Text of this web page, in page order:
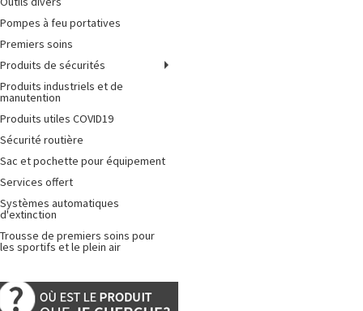
Pompes à feu portatives
Premiers soins
Produits de sécurités
Produits industriels et de
manutention
Produits utiles COVID19
Sécurité routière
Sac et pochette pour équipement
Services offert
Systèmes automatiques
d'extinction
Trousse de premiers soins pour
les sportifs et le plein air